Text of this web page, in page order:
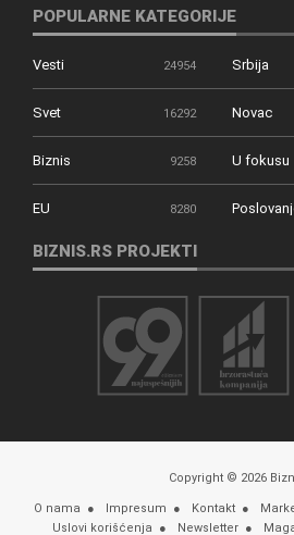
POPULARNE KATEGORIJE
Vesti 24954 Srbija
Svet 16292 Novac
Biznis 9258 U fokusu
EU 8280
BIZNIS.RS PROJEKTI
Copyright © 2026
O nama Impresum Kontakt
Uslovi korišćenja
Newsletter